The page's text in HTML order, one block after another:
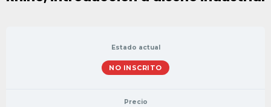
Estado actual
NO INSCRITO
Precio